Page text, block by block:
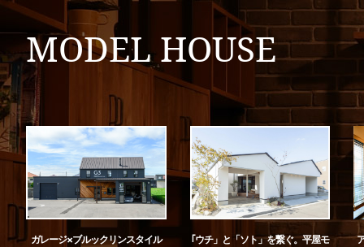
MODEL HOUSE
ガレージ×ブルックリンスタイル
｢ウチ」と「ソト」を繋ぐ。平屋モ